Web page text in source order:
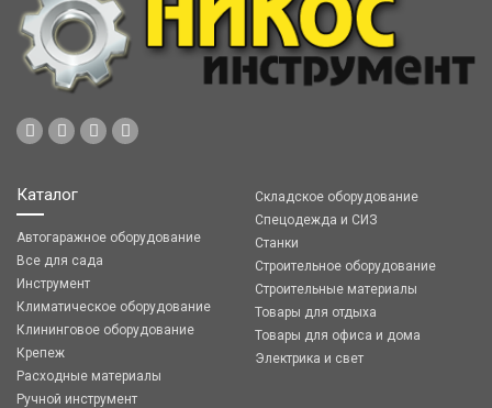
Каталог
Автогаражное оборудование
Все для сада
Инструмент
Климатическое оборудование
Клининговое оборудование
Крепеж
Расходные материалы
Ручной инструмент
Складское оборудование
Спецодежда и СИЗ
Станки
Строительное оборудование
Строительные материалы
Товары для отдыха
Товары для офиса и дома
Электрика и свет